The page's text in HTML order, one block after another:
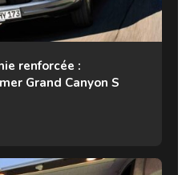
renforcée :
Grand Canyon S